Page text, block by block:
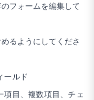
フォームを編集して
るようにしてくださ
ールド
項目、複数項目、チェ